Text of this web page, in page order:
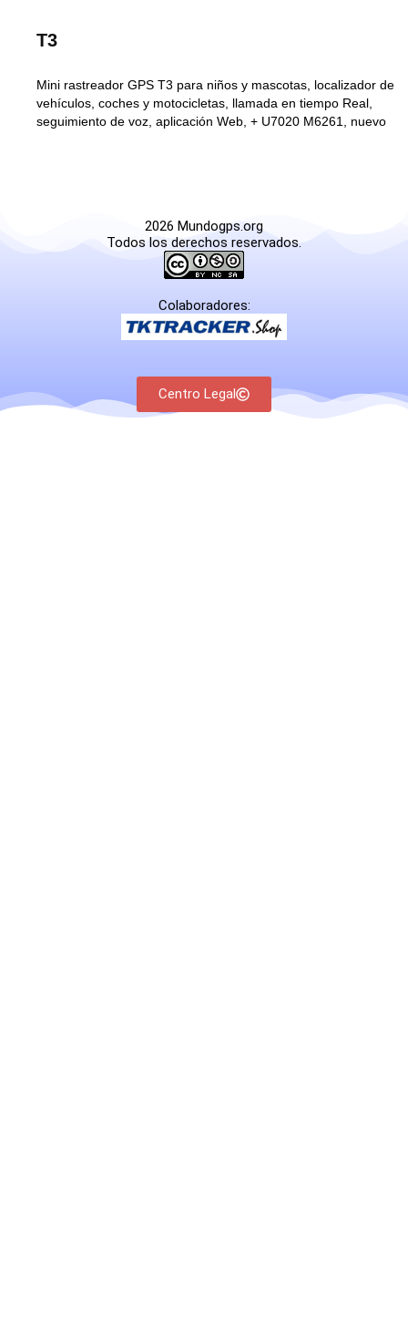
T3
Mini rastreador GPS T3 para niños y mascotas, localizador de
vehículos, coches y motocicletas, llamada en tiempo Real,
seguimiento de voz, aplicación Web, + U7020 M6261, nuevo
2026 Mundogps.org
Todos los derechos reservados.
Colaboradores:
Centro Legal